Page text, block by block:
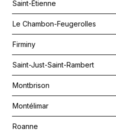
Saint-Étienne
Le Chambon-Feugerolles
Firminy
Saint-Just-Saint-Rambert
Montbrison
Montélimar
Roanne